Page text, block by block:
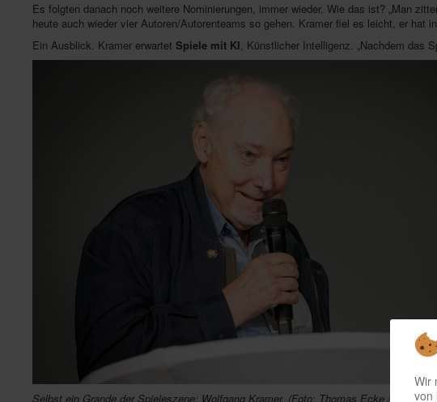
Es folgten danach noch weitere Nominierungen, immer wieder. Wie das ist? „Man
heute auch wieder vier Autoren/Autorenteams so gehen. Kramer fiel es leicht, er hat
Ein Ausblick. Kramer erwartet Spiele mit KI, Künstlicher Intelligenz. „Nachdem das
Selbst ein Grande der Spieleszene: Wolfgang Kramer. (Foto: Thomas Ecke / Spiel
Wir
von